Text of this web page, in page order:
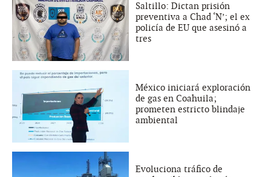
Saltillo: Dictan prisión
preventiva a Chad ‘N’; el ex
policía de EU que asesinó a
tres
México iniciará exploración
de gas en Coahuila;
prometen estricto blindaje
ambiental
Evoluciona tráfico de